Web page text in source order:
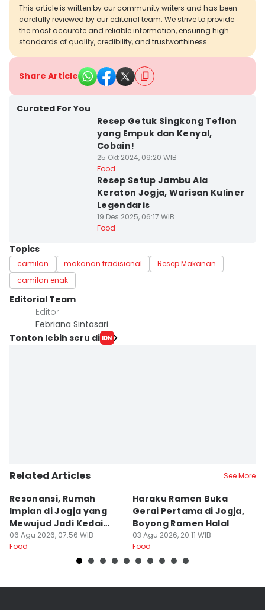
This article is written by our community writers and has been
carefully reviewed by our editorial team. We strive to provide
the most accurate and reliable information, ensuring high
standards of quality, credibility, and trustworthiness.
Share Article
Curated For You
Resep Getuk Singkong Teflon
yang Empuk dan Kenyal,
Cobain!
25 Okt 2024, 09:20 WIB
Food
Resep Setup Jambu Ala
Keraton Jogja, Warisan Kuliner
Legendaris
19 Des 2025, 06:17 WIB
Food
Topics
camilan makanan tradisional
Resep Makanan
camilan enak
Editorial Team
Editor
Febriana Sintasari
Tonton lebih seru di
Related Articles See More
Resonansi, Rumah
Impian di Jogja yang
Mewujud Jadi Kedai
Ramen dan Burger
06 Agu 2026, 07:56 WIB
Food
Haraku Ramen Buka
Gerai Pertama di Jogja,
Boyong Ramen Halal
03 Agu 2026, 20:11 WIB
Food